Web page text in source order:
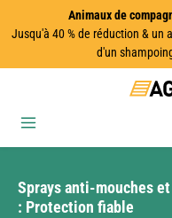
Passer au contenu principal
Animaux de
Jusqu'à 40 % de réduction & un
d'un
Sprays anti-mouches
: Protection fiable